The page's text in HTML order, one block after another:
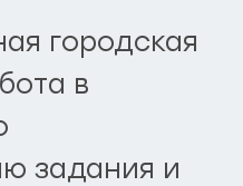
городская
в
задания и